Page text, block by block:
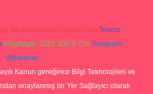
backlinkpaneli@gmail.com Teams:
Whatsapp: 0262 606 0 726 Telegram:
@karabul
Kanun gereğince Bilgi Teknolojileri ve
onaylanmış bir Yer Sağlayıcı olarak